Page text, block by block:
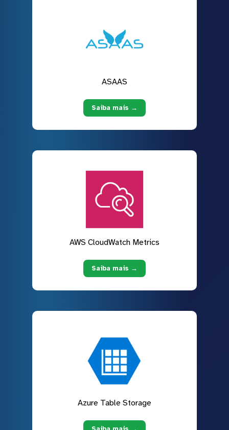
ASAAS
Saiba mais →
AWS CloudWatch Metrics
Saiba mais →
Azure Table Storage